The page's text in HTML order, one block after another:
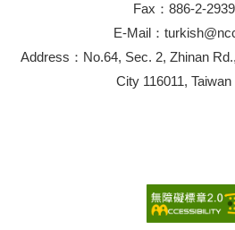
Fax：886-2-
E-Mail：
Address：No.64, Sec. 2, Zhinan
City 116011,